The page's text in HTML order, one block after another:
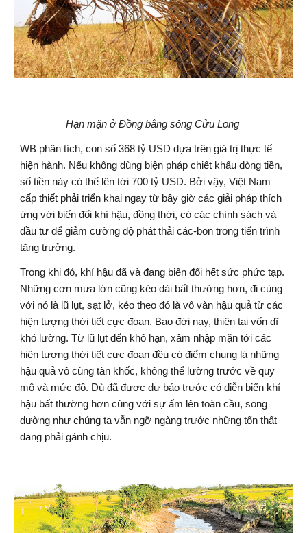
Hạn mặn ở Đồng bằng sông Cửu Long
WB phân tích, con số 368 tỷ USD dựa trên giá trị thực tế
hiện hành. Nếu không dùng biện pháp chiết khấu dòng tiền,
số tiền này có thể lên tới 700 tỷ USD. Bởi vậy, Việt Nam
cấp thiết phải triển khai ngay từ bây giờ các giải pháp thích
ứng với biến đổi khí hậu, đồng thời, có các chính sách và
đầu tư để giảm cường độ phát thải các-bon trong tiến trình
tăng trưởng.
Trong khi đó, khí hậu đã và đang biến đổi hết sức phức tạp.
Những cơn mưa lớn cũng kéo dài bất thường hơn, đi cùng
với nó là lũ lụt, sạt lở, kéo theo đó là vô vàn hậu quả từ các
hiện tượng thời tiết cực đoan. Bao đời nay, thiên tai vốn dĩ
khó lường. Từ lũ lụt đến khô hạn, xâm nhập mặn tới các
hiện tượng thời tiết cực đoan đều có điểm chung là những
hậu quả vô cùng tàn khốc, không thể lường trước về quy
mô và mức độ. Dù đã được dự báo trước có diễn biến khí
hậu bất thường hơn cùng với sự ấm lên toàn cầu, song
dường như chúng ta vẫn ngỡ ngàng trước những tổn thất
đang phải gánh chịu.